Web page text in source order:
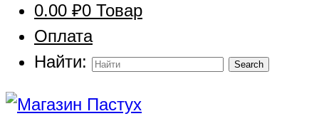
0.00 ₽0 Товар
Оплата
Найти: